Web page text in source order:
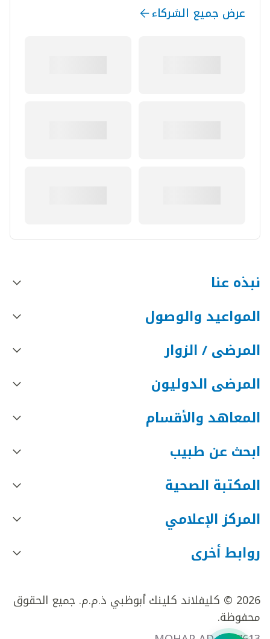
عرض جميع الشركاء
نبذه عنا
المواعيد والوصول
المرضى / الزوار
المرضى الدوليون
المعاهد والأقسام
ابحث عن طبيب
المكتبة الصحية
المركز الإعلامي
روابط أخرى
2026 © كليفلاند كلينك أبوظبي ذ.م.م. جميع الحقوق
محفوظة.